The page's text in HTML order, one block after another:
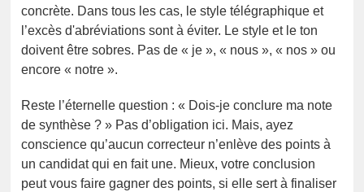
concrète. Dans tous les cas, le style télégraphique et
l’excès d'abréviations sont à éviter. Le style et le ton
doivent être sobres. Pas de « je », « nous », « nos » ou
encore « notre ».
Reste l’éternelle question : « Dois-je conclure ma note
de synthèse ? » Pas d’obligation ici. Mais, ayez
conscience qu’aucun correcteur n’enlève des points à
un candidat qui en fait une. Mieux, votre conclusion
peut vous faire gagner des points, si elle sert à finaliser